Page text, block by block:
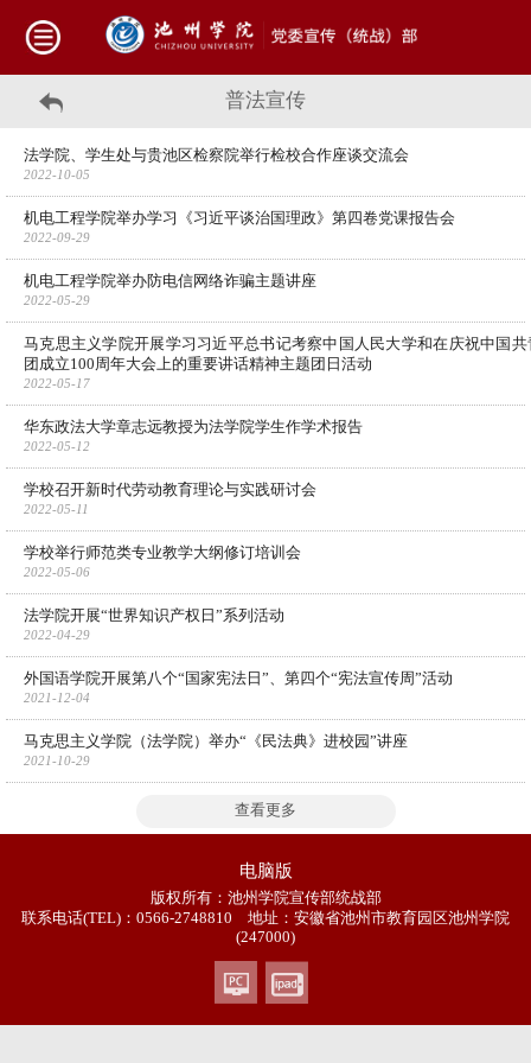
普法宣传
法学院、学生处与贵池区检察院举行检校合作座谈交流会
2022-10-05
机电工程学院举办学习《习近平谈治国理政》第四卷党课报告会
2022-09-29
机电工程学院举办防电信网络诈骗主题讲座
2022-05-29
马克思主义学院开展学习习近平总书记考察中国人民大学和在庆祝中国共
团成立100周年大会上的重要讲话精神主题团日活动
2022-05-17
华东政法大学章志远教授为法学院学生作学术报告
2022-05-12
学校召开新时代劳动教育理论与实践研讨会
2022-05-11
学校举行师范类专业教学大纲修订培训会
2022-05-06
法学院开展“世界知识产权日”系列活动
2022-04-29
外国语学院开展第八个“国家宪法日”、第四个“宪法宣传周”活动
2021-12-04
马克思主义学院（法学院）举办“《民法典》进校园”讲座
2021-10-29
查看更多
电脑版
版权所有：池州学院宣传部统战部
联系电话(TEL)：0566-2748810 地址：安徽省池州市教育园区池州学院
(247000)